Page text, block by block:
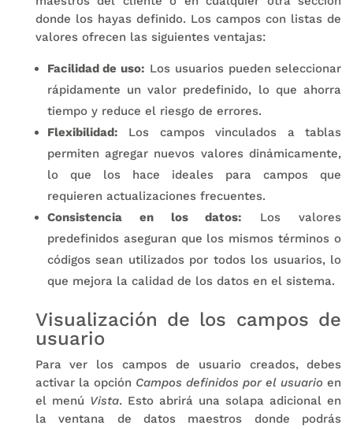
donde los hayas definido. Los campos con listas de
valores ofrecen las siguientes ventajas:
Facilidad de uso: Los usuarios pueden seleccionar
rápidamente un valor predefinido, lo que ahorra
tiempo y reduce el riesgo de errores.
Flexibilidad: Los campos vinculados a tablas
permiten agregar nuevos valores dinámicamente,
lo que los hace ideales para campos que
requieren actualizaciones frecuentes.
Consistencia en los datos: Los valores
predefinidos aseguran que los mismos términos o
códigos sean utilizados por todos los usuarios, lo
que mejora la calidad de los datos en el sistema.
Visualización de los campos de
usuario
Para ver los campos de usuario creados, debes
activar la opción Campos definidos por el usuario en
el menú Vista. Esto abrirá una solapa adicional en
la ventana de datos maestros donde podrás